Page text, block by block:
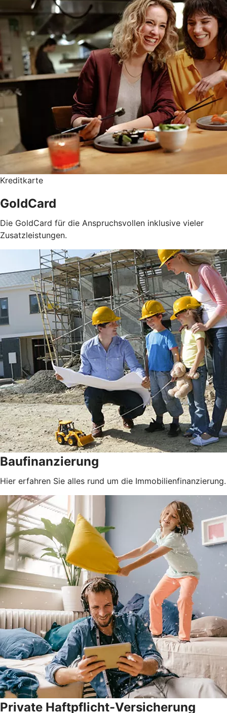
Kreditkarte
GoldCard
Die GoldCard für die Anspruchsvollen inklusive vieler
Zusatzleistungen.
Baufinanzierung
Hier erfahren Sie alles rund um die Immobilienfinanzierung.
Private Haftpflicht-Versicherung